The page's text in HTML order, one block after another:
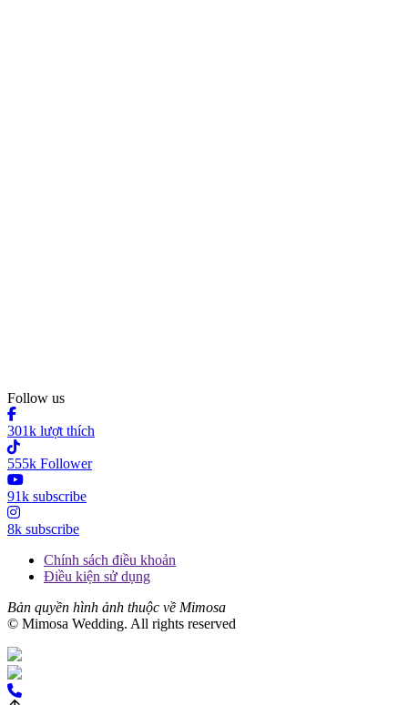
Follow us
301k lượt thích
555k Follower
91k subscribe
8k subscribe
Chính sách điều khoản
Điều kiện sử dụng
Bản quyền hình ảnh thuộc về Mimosa
© Mimosa Wedding. All rights reserved